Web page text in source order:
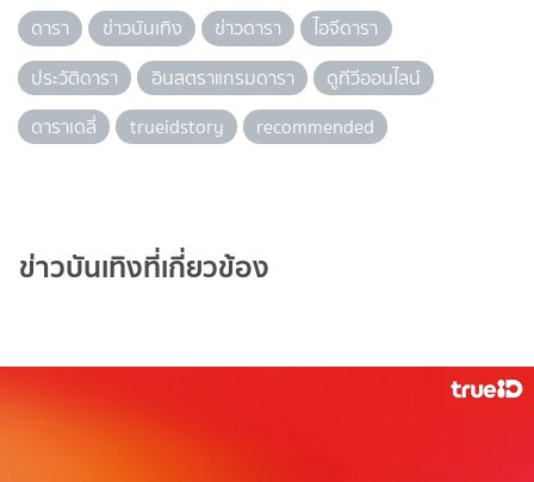
ดารา ข่าวบันเทิง ข่าวดารา
ไอจีดารา
ประวัติดารา
อินสตราแกรมดารา
ดูทีวีออนไลน์
ดาราเดลี่
trueidstory recommended
ข่าวบันเทิงที่เกี่ยวข้อง